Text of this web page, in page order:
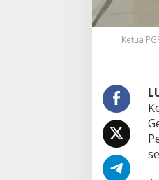
Ketua